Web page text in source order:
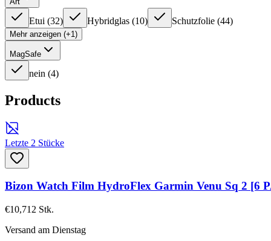
Etui (32) Hybridglas (10) Schutzfolie (44)
Mehr anzeigen (+1)
MagSafe
nein (4)
Products
Letzte 2 Stücke
Bizon Watch Film HydroFlex Garmin Venu Sq 2 [6
€10,71 2 Stk.
Versand am Dienstag